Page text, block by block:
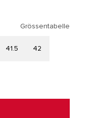
Grössentabelle
41.5 42